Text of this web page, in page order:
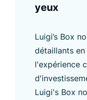
yeux
Luigi’s Box
détaillants
l'expérience
Luigi's Box